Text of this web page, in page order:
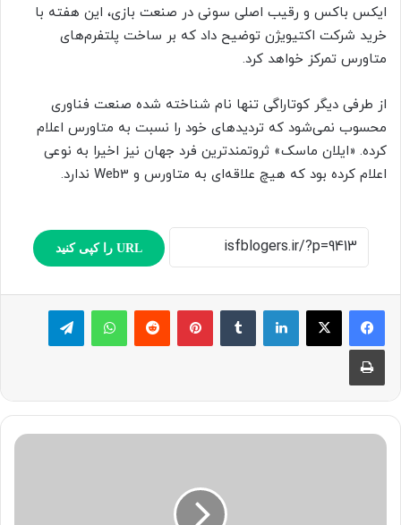
ایکس باکس و رقیب اصلی سونی در صنعت بازی، این هفته با
خرید شرکت اکتیویژن توضیح داد که بر ساخت پلتفرم‌های
متاورس تمرکز خواهد کرد.
از طرفی دیگر کوتاراگی تنها نام شناخته شده صنعت فناوری
محسوب نمی‌شود که تردیدهای خود را نسبت به متاورس اعلام
کرده. «ایلان ماسک» ثروتمندترین فرد جهان نیز اخیرا به نوعی
اعلام کرده بود که هیچ علاقه‌ای به متاورس و Web3 ندارد.
URL را کپی کنید
لینکدین پینترست ‫رددیت واتس آپ
چاپ
م